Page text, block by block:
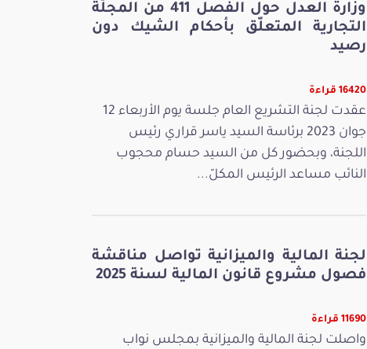
وزارة العدل حول الفصل 411 من المجلّة
التجارية المتعلّق بأحكام الشيك دون
رصيد
16420 قراءة
عقدت لجنة التشريع العام جلسة يوم الأربعاء 12
جوان 2023 برئاسة السيد ياسر قراري رئيس
اللجنة، وبحضور كل من السيد حسام محجوب
النائب مساعد الرئيس المكلّ...
لجنة المالية والميزانية تواصل مناقشة
فصول مشروع قانون المالية لسنة 2025
11690 قراءة
واصلت لجنة المالية والميزانية بمجلس نواب